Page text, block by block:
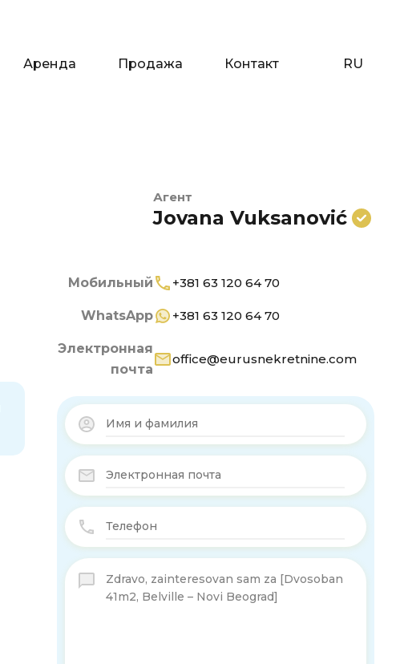
Аренда Продажа Контакт RU
Аренда Продажа Контакт RU
Агент
Jovana Vuksanović
Мобильный +381 63 120 64 70
WhatsApp +381 63 120 64 70
Электронная
почта
office@eurusnekretnine.com